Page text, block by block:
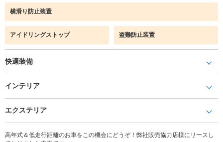
横滑り防止装置
アイドリングストップ 盗難防止装置
快適装備
インテリア
エクステリア
高年式＆低走行距離のお車をこの機会にどうぞ！弊社販売協力店様にリースし